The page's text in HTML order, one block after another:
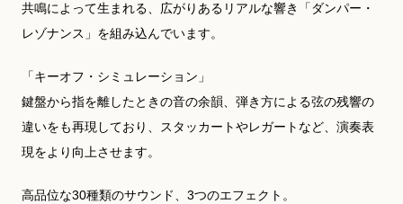
共鳴によって生まれる、広がりあるリアルな響き「ダンパー・
レゾナンス」を組み込んでいます。
「キーオフ・シミュレーション」
鍵盤から指を離したときの音の余韻、弾き方による弦の残響の
違いをも再現しており、スタッカートやレガートなど、演奏表
現をより向上させます。
高品位な30種類のサウンド、3つのエフェクト。